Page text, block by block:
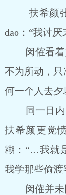
扶希颜张
dao：“我讨
闵傕看着
不为所动，只
何一个人去夕
同一日内多
扶希颜更觉
糊：“…我就
我学那些偷
闵傕并未因